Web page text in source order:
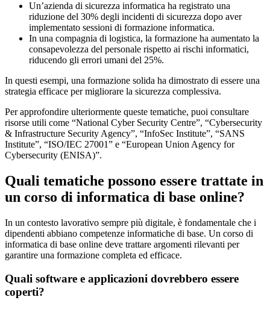
Un’azienda di sicurezza informatica ha registrato una
riduzione del 30% degli incidenti di sicurezza dopo aver
implementato sessioni di formazione informatica.
In una compagnia di logistica, la formazione ha aumentato la
consapevolezza del personale rispetto ai rischi informatici,
riducendo gli errori umani del 25%.
In questi esempi, una formazione solida ha dimostrato di essere una
strategia efficace per migliorare la sicurezza complessiva.
Per approfondire ulteriormente queste tematiche, puoi consultare
risorse utili come “National Cyber Security Centre”, “Cybersecurity
& Infrastructure Security Agency”, “InfoSec Institute”, “SANS
Institute”, “ISO/IEC 27001” e “European Union Agency for
Cybersecurity (ENISA)”.
Quali tematiche possono essere trattate in
un corso di informatica di base online?
In un contesto lavorativo sempre più digitale, è fondamentale che i
dipendenti abbiano competenze informatiche di base. Un corso di
informatica di base online deve trattare argomenti rilevanti per
garantire una formazione completa ed efficace.
Quali software e applicazioni dovrebbero essere
coperti?